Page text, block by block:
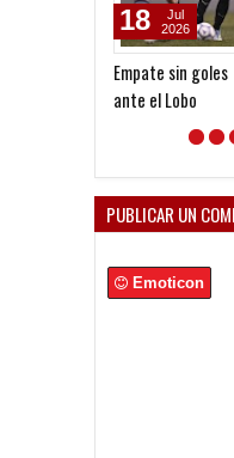
Empate sin goles
ante el Lobo
18
Jul
2026
PUBLICAR UN
Emoticon